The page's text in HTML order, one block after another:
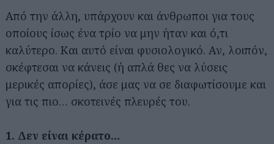
Από την άλλη, υπάρχουν και άνθρωποι για τους
οποίους ίσως ένα τρίο να μην ήταν και ό,τι
καλύτερο. Και αυτό είναι φυσιολογικό. Αν, λοιπόν,
σκέφτεσαι να κάνεις (ή απλά θες να λύσεις
μερικές απορίες), άσε μας να σε διαφωτίσουμε και
για τις πιο… σκοτεινές πλευρές του.
1. Δεν είναι κέρατο…